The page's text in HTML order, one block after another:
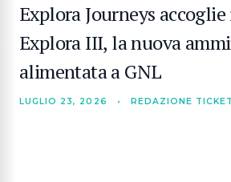
Explora Journeys
Explora III, la nuova
alimentata a GNL
LUGLIO 23, 2026 • REDAZIONE